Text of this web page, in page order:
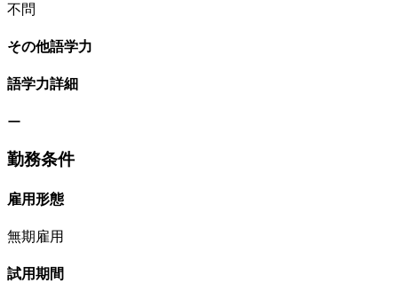
不問
その他語学力
語学力詳細
ー
勤務条件
雇用形態
無期雇用
試用期間